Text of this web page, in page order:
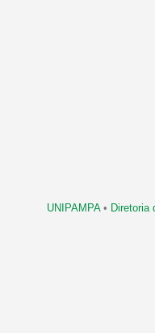
UNIPAMPA• Diretoria